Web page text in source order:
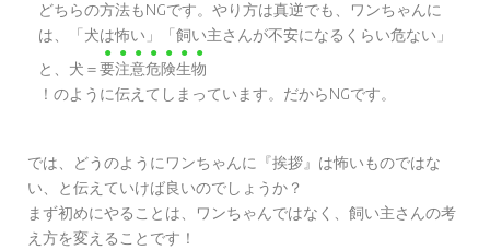
どちらの方法もNGです。やり方は真逆でも、ワンちゃんに
は、「犬は怖い」「飼い主さんが不安になるくらい危ない」
と、犬＝要
●
注
●
意
●
危
●
険
●
生
●
物
●
！のように伝えてしまっています。だからNGです。
では、どうのようにワンちゃんに『挨拶』は怖いものではな
い、と伝えていけば良いのでしょうか？
まず初めにやることは、ワンちゃんではなく、飼い主さんの考
え方を変えることです！